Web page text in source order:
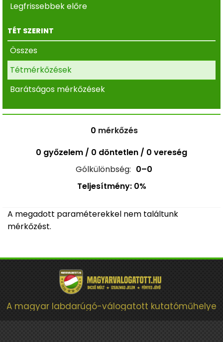
Legfrissebbek előre
TÉT SZERINT
Összes
Tétmérkőzések
Barátságos mérkőzések
0 mérkőzés
0 győzelem / 0 döntetlen / 0 vereség
Gólkülönbség: 0–0
Teljesítmény: 0%
A megadott paraméterekkel nem találtunk
mérkőzést.
A magyar labdarúgó-válogatott kutatóműhelye